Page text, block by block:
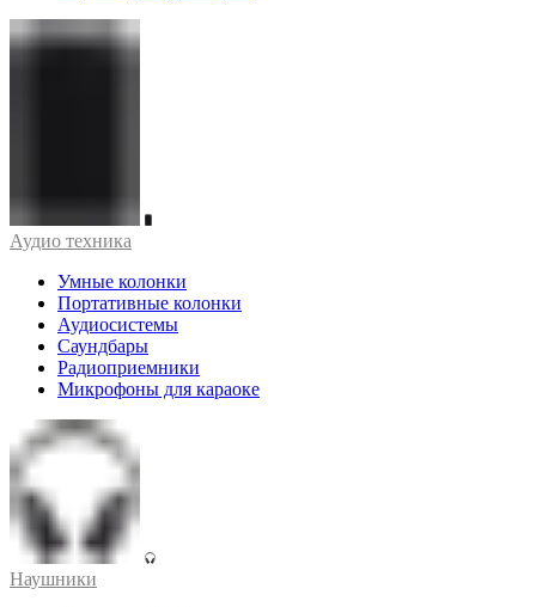
Аудио техника
Умные колонки
Портативные колонки
Аудиосистемы
Саундбары
Радиоприемники
Микрофоны для караоке
Наушники